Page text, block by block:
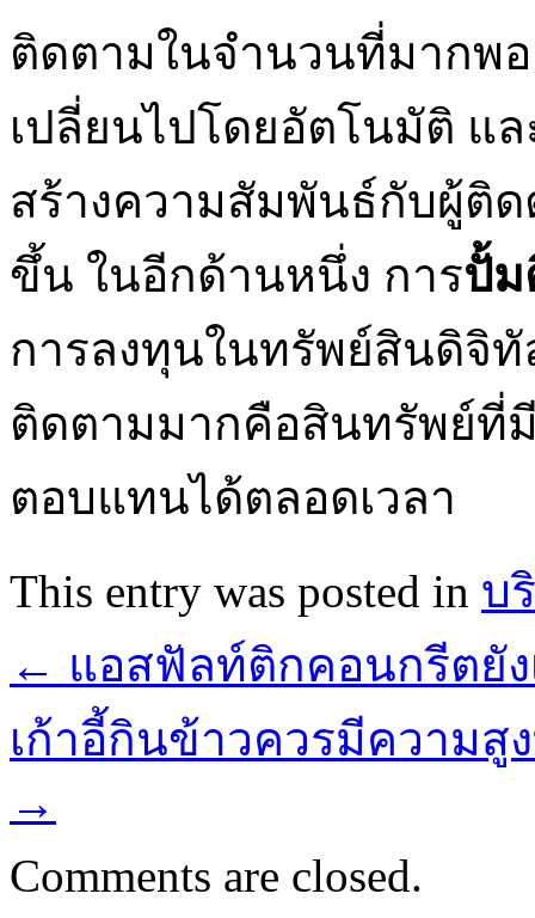
ติดตามในจำนวนที่มากพ
เปลี่ยนไปโดยอัตโนมัติ แ
สร้างความสัมพันธ์กับผู้ติด
ขึ้น ในอีกด้านหนึ่ง การปั้ม
การลงทุนในทรัพย์สินดิจิ
ติดตามมากคือสินทรัพย์ที่
ตอบแทนได้ตลอดเวลา
This entry was posted in บ
← แอสฟัลท์ติกคอนกรีตยั
เก้าอี้กินข้าวควรมีความสู
→
Comments are closed.